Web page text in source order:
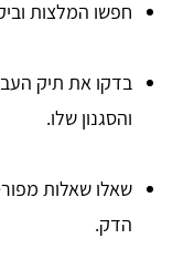
חפשו המלצות
בדקו את תיק
והסגנון שלו.
שאלו שאלות
הדק.